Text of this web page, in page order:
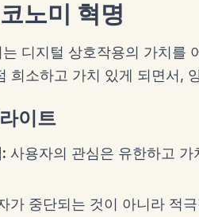
노미 혁명
디지털 상호작용의 가치를
희소하고 가치 있게 되면서,
이트
사용자의 관심은 유한하고
가 중단되는 것이 아니라 적